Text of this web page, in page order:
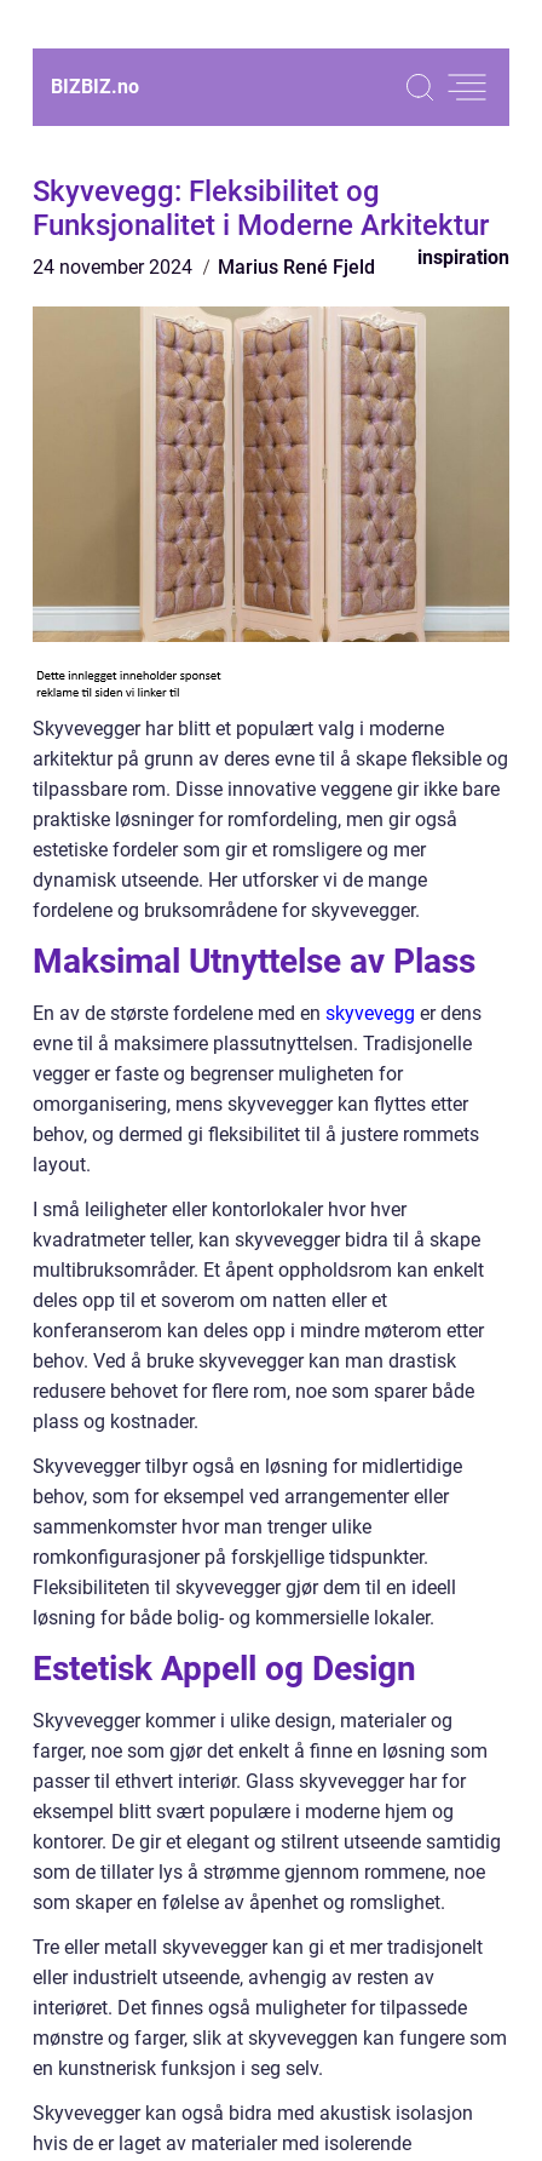
BIZBIZ.no
Skyvevegg: Fleksibilitet og
Funksjonalitet i Moderne Arkitektur
24 november 2024 Marius René Fjeld inspiration
Skyvevegger har blitt et populært valg i moderne
arkitektur på grunn av deres evne til å skape fleksible og
tilpassbare rom. Disse innovative veggene gir ikke bare
praktiske løsninger for romfordeling, men gir også
estetiske fordeler som gir et romsligere og mer
dynamisk utseende. Her utforsker vi de mange
fordelene og bruksområdene for skyvevegger.
Maksimal Utnyttelse av Plass
En av de største fordelene med en skyvevegg er dens
evne til å maksimere plassutnyttelsen. Tradisjonelle
vegger er faste og begrenser muligheten for
omorganisering, mens skyvevegger kan flyttes etter
behov, og dermed gi fleksibilitet til å justere rommets
layout.
I små leiligheter eller kontorlokaler hvor hver
kvadratmeter teller, kan skyvevegger bidra til å skape
multibruksområder. Et åpent oppholdsrom kan enkelt
deles opp til et soverom om natten eller et
konferanserom kan deles opp i mindre møterom etter
behov. Ved å bruke skyvevegger kan man drastisk
redusere behovet for flere rom, noe som sparer både
plass og kostnader.
Skyvevegger tilbyr også en løsning for midlertidige
behov, som for eksempel ved arrangementer eller
sammenkomster hvor man trenger ulike
romkonfigurasjoner på forskjellige tidspunkter.
Fleksibiliteten til skyvevegger gjør dem til en ideell
løsning for både bolig- og kommersielle lokaler.
Estetisk Appell og Design
Skyvevegger kommer i ulike design, materialer og
farger, noe som gjør det enkelt å finne en løsning som
passer til ethvert interiør. Glass skyvevegger har for
eksempel blitt svært populære i moderne hjem og
kontorer. De gir et elegant og stilrent utseende samtidig
som de tillater lys å strømme gjennom rommene, noe
som skaper en følelse av åpenhet og romslighet.
Tre eller metall skyvevegger kan gi et mer tradisjonelt
eller industrielt utseende, avhengig av resten av
interiøret. Det finnes også muligheter for tilpassede
mønstre og farger, slik at skyveveggen kan fungere som
en kunstnerisk funksjon i seg selv.
Skyvevegger kan også bidra med akustisk isolasjon
hvis de er laget av materialer med isolerende